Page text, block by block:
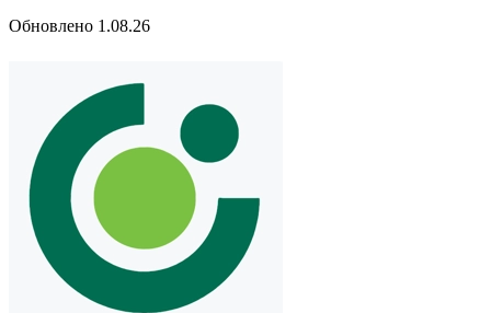
Обновлено 1.08.26